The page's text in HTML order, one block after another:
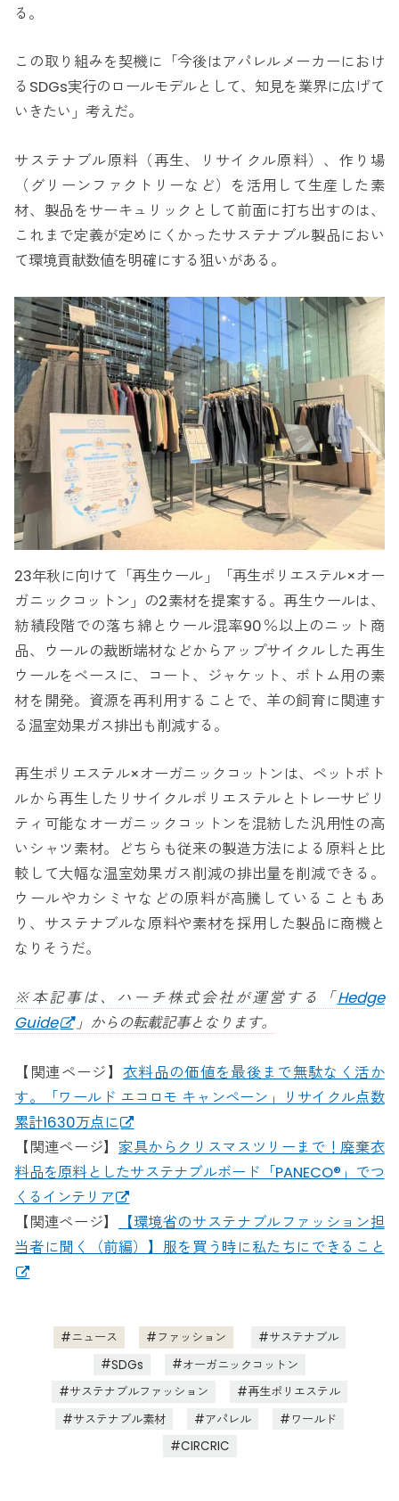
る。
この取り組みを契機に「今後はアパレルメーカーにおけ
るSDGs実行のロールモデルとして、知見を業界に広げて
いきたい」考えだ。
サステナブル原料（再生、リサイクル原料）、作り場
（グリーンファクトリーなど）を活用して生産した素
材、製品をサーキュリックとして前面に打ち出すのは、
これまで定義が定めにくかったサステナブル製品におい
て環境貢献数値を明確にする狙いがある。
23年秋に向けて「再生ウール」「再生ポリエステル×オー
ガニックコットン」の2素材を提案する。再生ウールは、
紡績段階での落ち綿とウール混率90％以上のニット商
品、ウールの裁断端材などからアップサイクルした再生
ウールをベースに、コート、ジャケット、ボトム用の素
材を開発。資源を再利用することで、羊の飼育に関連す
る温室効果ガス排出も削減する。
再生ポリエステル×オーガニックコットンは、ペットボト
ルから再生したリサイクルポリエステルとトレーサビリ
ティ可能なオーガニックコットンを混紡した汎用性の高
いシャツ素材。どちらも従来の製造方法による原料と比
較して大幅な温室効果ガス削減の排出量を削減できる。
ウールやカシミヤなどの原料が高騰していることもあ
り、サステナブルな原料や素材を採用した製品に商機と
なりそうだ。
※本記事は、ハーチ株式会社が運営する「Hedge
Guide
」からの転載記事となります。
【関連ページ】 衣料品の価値を最後まで無駄なく活か
す。「ワールド エコロモ キャンペーン」リサイクル点数
累計1630万点に
【関連ページ】 家具からクリスマスツリーまで！廃棄衣
料品を原料としたサステナブルボード「PANECO®」でつ
くるインテリア
【関連ページ】
【環境省のサステナブルファッション担
当者に聞く（前編）】服を買う時に私たちにできること
ニュース ファッション
サステナブル
SDGs
オーガニックコットン
サステナブルファッション
再生ポリエステル
サステナブル素材
アパレル
ワールド
CIRCRIC